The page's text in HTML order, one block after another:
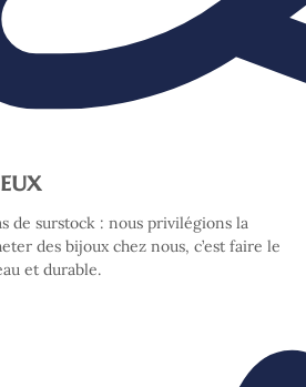
de surstock : nous privilégions la
des bijoux chez nous, c’est faire le
et durable.